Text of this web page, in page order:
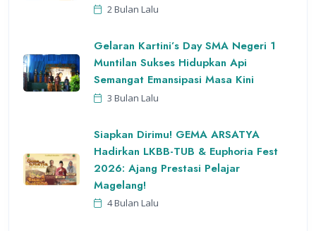
2 Bulan Lalu
Gelaran Kartini’s Day SMA Negeri 1
Muntilan Sukses Hidupkan Api
Semangat Emansipasi Masa Kini
3 Bulan Lalu
Siapkan Dirimu! GEMA ARSATYA
Hadirkan LKBB-TUB & Euphoria Fest
2026: Ajang Prestasi Pelajar
Magelang!
4 Bulan Lalu